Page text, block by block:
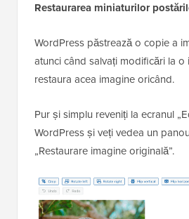
Restaurarea miniaturilor
WordPress păstrează o copie a
atunci când salvați modificări la o
restaura acea imagine oricând.
Pur și simplu reveniți la ecranul
WordPress și veți vedea un
„Restaurare imagine originală”.